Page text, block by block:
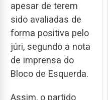
apesar de terem
sido avaliadas de
forma positiva pelo
júri, segundo a nota
de imprensa do
Bloco de Esquerda.
Assim, o partido